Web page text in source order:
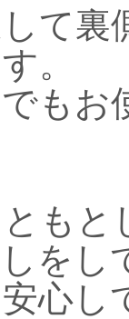
て
。
もお
も
をし
心し